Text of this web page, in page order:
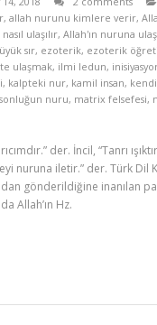
, allah nurunu kimlere verir,
ulaşılır, Allah'ın nuruna
sır, ezoterik, ezoterik öğreti
ulaşmak, ilmi ledun,
, kalpteki nur, kamil insan,
nuru, matrix felsefesi,
der. İncil, “Tanrı
iletir.” der. Türk Dil
gönderildiğine inanılan
Allah’ın Hz.